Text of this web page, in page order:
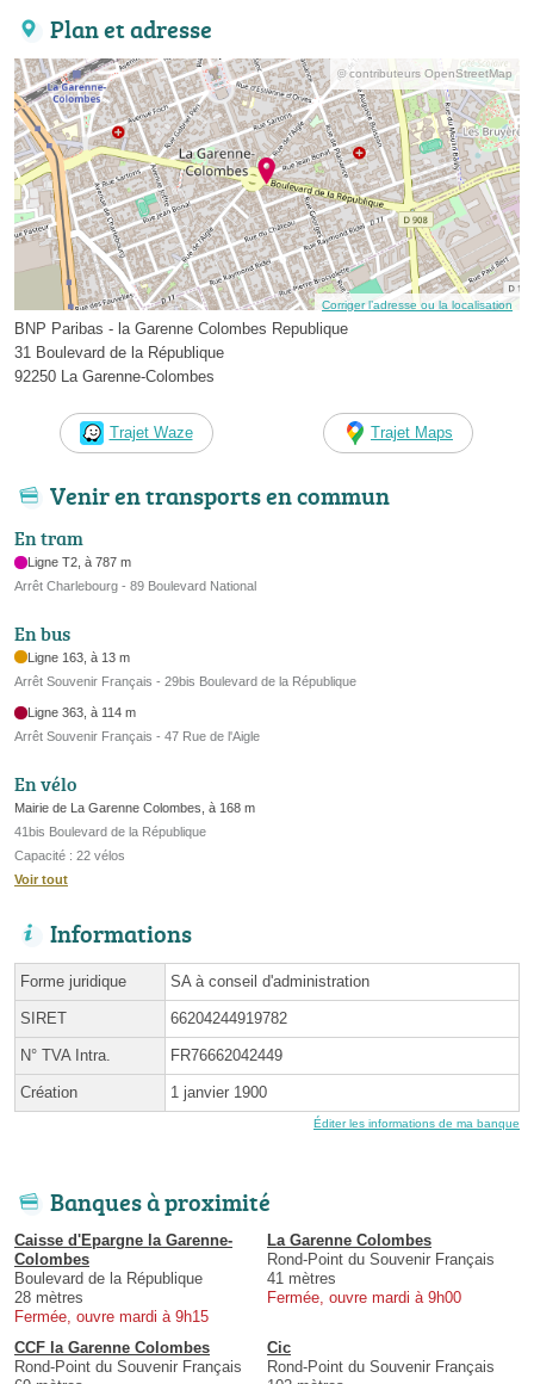
Plan et adresse
© contributeurs OpenStreetMap
Corriger l’adresse ou la localisation
BNP Paribas - la Garenne Colombes Republique
31 Boulevard de la République
92250 La Garenne-Colombes
Trajet Waze Trajet Maps
Venir en transports en commun
En tram
Ligne T2, à 787 m
Arrêt Charlebourg - 89 Boulevard National
En bus
Ligne 163, à 13 m
Arrêt Souvenir Français - 29bis Boulevard de la République
Ligne 363, à 114 m
Arrêt Souvenir Français - 47 Rue de l'Aigle
En vélo
Mairie de La Garenne Colombes, à 168 m
41bis Boulevard de la République
Capacité : 22 vélos
Voir tout
Informations
Forme juridique SA à conseil d'administration
SIRET 66204244919782
N° TVA Intra. FR76662042449
Création 1 janvier 1900
Éditer les informations de ma banque
Banques à proximité
Caisse d'Epargne la Garenne-
Colombes
Boulevard de la République
28 mètres
Fermée, ouvre mardi à 9h15
La Garenne Colombes
Rond-Point du Souvenir Français
41 mètres
Fermée, ouvre mardi à 9h00
CCF la Garenne Colombes
Rond-Point du Souvenir Français
Cic
Rond-Point du Souvenir Français